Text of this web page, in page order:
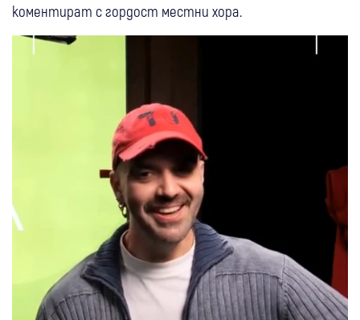
коментират с гордост местни хора.